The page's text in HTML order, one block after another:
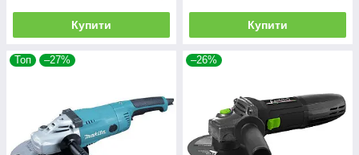
Купити Купити
Топ –27% –26%